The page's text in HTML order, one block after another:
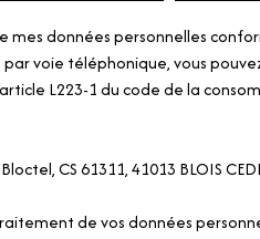
données personnelles
voie téléphonique, vous
L223-1 du code de la
CS 61311, 41013 BLOIS
de vos données